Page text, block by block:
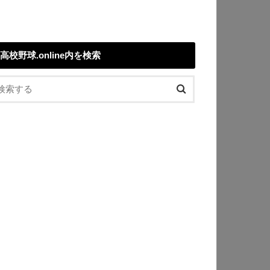
高校野球.online内を検索